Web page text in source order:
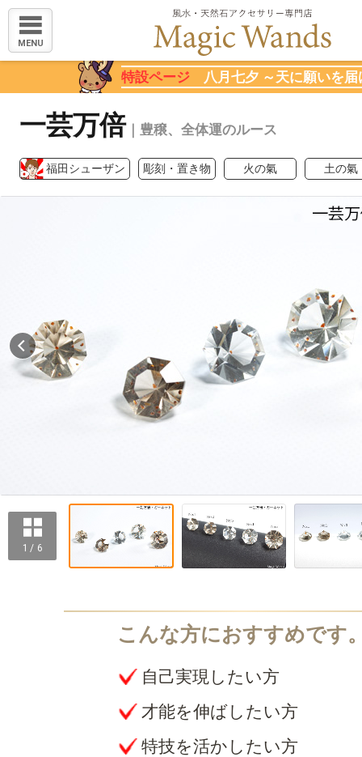
MENU
特設ページ 八月七夕 ～天に願いを届
一芸万倍｜豊穣、全体運のルース
福田シューザン 彫刻・置き物 火の氣 土の氣
1 / 6
自己実現したい方
才能を伸ばしたい方
特技を活かしたい方